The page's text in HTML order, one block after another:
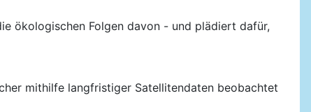
ökologischen Folgen davon - und plädiert dafür,
mithilfe langfristiger Satellitendaten beobachtet